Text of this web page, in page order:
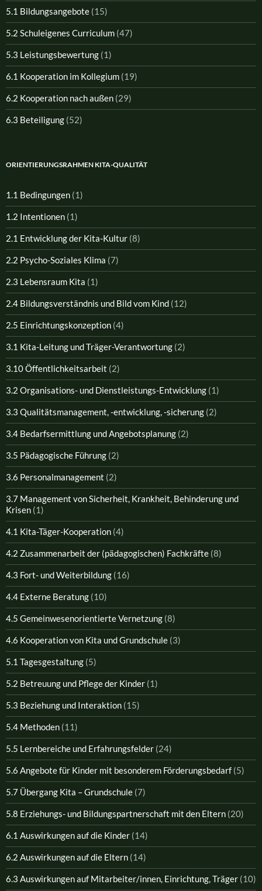
5.1 Bildungsangebote (15)
5.2 Schuleigenes Curriculum (47)
5.3 Leistungsbewertung (1)
6.1 Kooperation im Kollegium (19)
6.2 Kooperation nach außen (29)
6.3 Beteiligung (52)
ORIENTIERUNGSRAHMEN KITA-QUALITÄT
1.1 Bedingungen (1)
1.2 Intentionen (1)
2.1 Entwicklung der Kita-Kultur (8)
2.2 Psycho-Soziales Klima (7)
2.3 Lebensraum Kita (1)
2.4 Bildungsverständnis und Bild vom Kind (12)
2.5 Einrichtungskonzeption (4)
3.1 Kita-Leitung und Träger-Verantwortung (2)
3.10 Öffentlichkeitsarbeit (2)
3.2 Organisations- und Dienstleistungs-Entwicklung (1)
3.3 Qualitätsmanagement, -entwicklung, -sicherung (2)
3.4 Bedarfsermittlung und Angebotsplanung (2)
3.5 Pädagogische Führung (2)
3.6 Personalmanagement (2)
3.7 Management von Sicherheit, Krankheit, Behinderung und
Krisen (1)
4.1 Kita-Täger-Kooperation (4)
4.2 Zusammenarbeit der (pädagogischen) Fachkräfte (8)
4.3 Fort- und Weiterbildung (16)
4.4 Externe Beratung (10)
4.5 Gemeinwesenorientierte Vernetzung (8)
4.6 Kooperation von Kita und Grundschule (3)
5.1 Tagesgestaltung (5)
5.2 Betreuung und Pflege der Kinder (1)
5.3 Beziehung und Interaktion (15)
5.4 Methoden (11)
5.5 Lernbereiche und Erfahrungsfelder (24)
5.6 Angebote für Kinder mit besonderem Förderungsbedarf (5)
5.7 Übergang Kita – Grundschule (7)
5.8 Erziehungs- und Bildungspartnerschaft mit den Eltern (20)
6.1 Auswirkungen auf die Kinder (14)
6.2 Auswirkungen auf die Eltern (14)
6.3 Auswirkungen auf Mitarbeiter/innen, Einrichtung, Träger (10)